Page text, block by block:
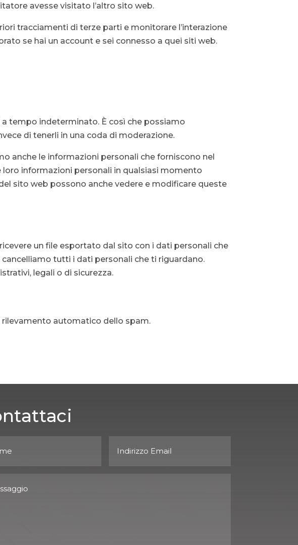
avesse visitato l’altro sito web.
tracciamenti di terze parti e monitorare l’interazione
se hai un account e sei connesso a quei siti web.
tempo indeterminato. È così che possiamo
di tenerli in una coda di moderazione.
anche le informazioni personali che forniscono nel
informazioni personali in qualsiasi momento
sito web possono anche vedere e modificare queste
un file esportato dal sito con i dati personali che
tutti i dati personali che ti riguardano.
legali o di sicurezza.
automatico dello spam.